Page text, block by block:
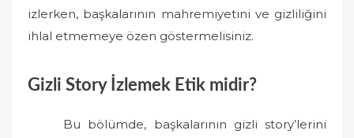
izlerken, başkalarının mahremiyetini ve gizliliğini
ihlal etmemeye özen göstermelisiniz.
Gizli Story İzlemek Etik midir?
Bu bölümde, başkalarının gizli story’lerini